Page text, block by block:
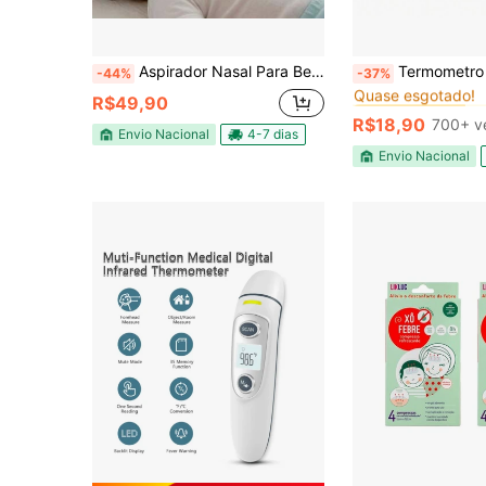
-44% Aspirador Nasal Para Bebê Recarregável Sucção c/ Bico de Silicone 5 Velocidades
R$49,90
Envio Nacional 4-7 dias
-37% Termometro Clinico Digital G
#3 Mais Vendido
Quase esgotado!
#3 Mais Vendido
Quase esgotado!
#3 Mais Vendido
Quase esgotado!
#3 Mais Vendido
Quase esgotado!
R$18,90 700+
Envio Nacional